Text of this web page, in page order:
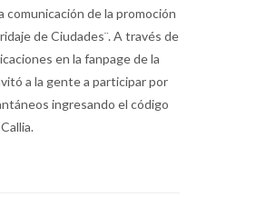
comunicación de la promoción
de Ciudades¨. A través de
en la fanpage de la
a la gente a participar por
ingresando el código